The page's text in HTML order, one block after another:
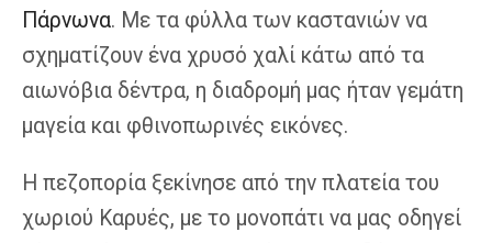
Πάρνωνα. Με τα φύλλα των καστανιών να
σχηματίζουν ένα χρυσό χαλί κάτω από τα
αιωνόβια δέντρα, η διαδρομή μας ήταν γεμάτη
μαγεία και φθινοπωρινές εικόνες.
Η πεζοπορία ξεκίνησε από την πλατεία του
χωριού Καρυές, με το μονοπάτι να μας οδηγεί